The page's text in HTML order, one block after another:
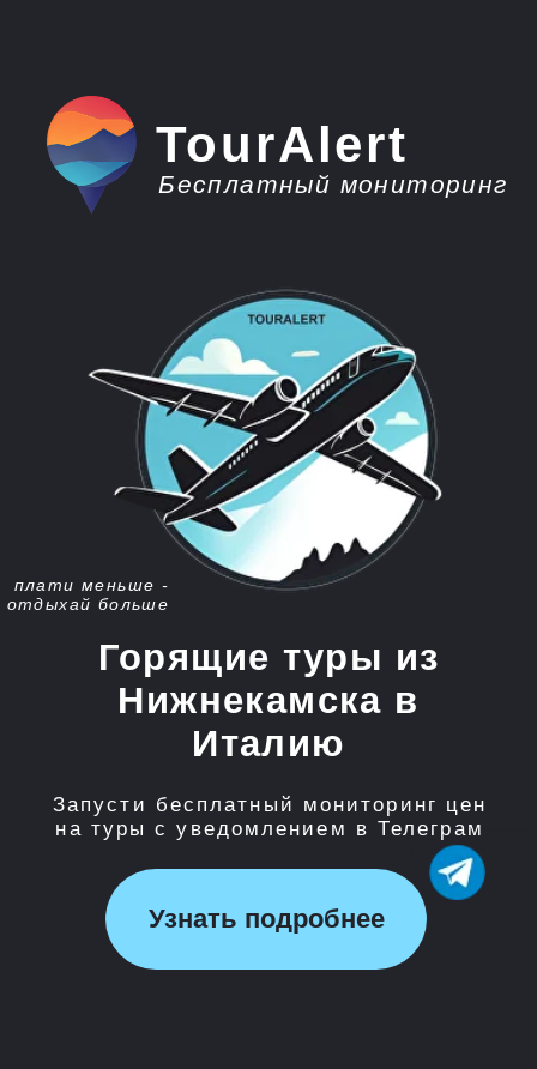
Горящие туры из
Нижнекамска в
Италию
Запусти бесплатный мониторинг цен
на туры с уведомлением в Телеграм
Узнать подробнее
TourAlert
Бесплатный мониторинг